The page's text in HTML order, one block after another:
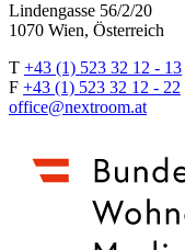
Lindengasse 56/2/20
1070 Wien, Österreich
T +43 (1) 523 32 12 - 13
F +43 (1) 523 32 12 - 22
office@nextroom.at